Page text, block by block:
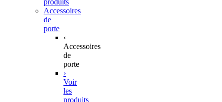
Accessoires
de
porte
‹
Accessoires
de
porte
›
Voir
les
produits